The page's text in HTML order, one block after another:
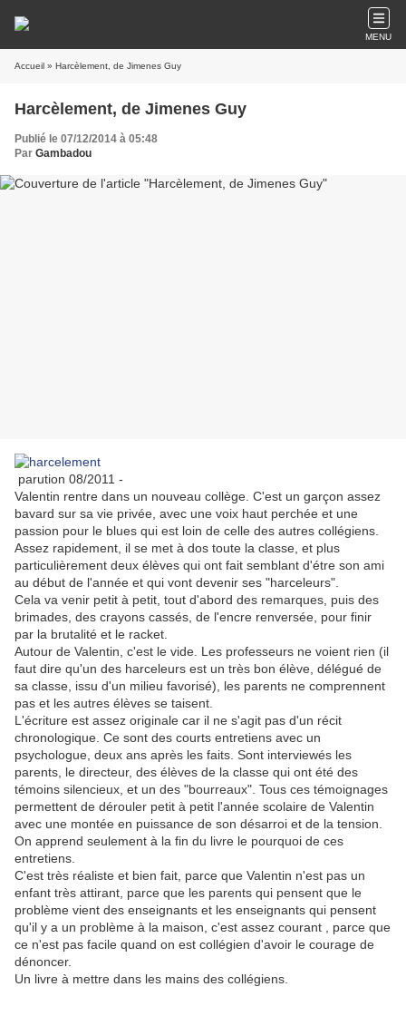
MENU
Accueil » Harcèlement, de Jimenes Guy
Harcèlement, de Jimenes Guy
Publié le 07/12/2014 à 05:48
Par Gambadou
parution 08/2011 -
Valentin rentre dans un nouveau collège. C'est un garçon assez
bavard sur sa vie privée, avec une voix haut perchée et une
passion pour le blues qui est loin de celle des autres collégiens.
Assez rapidement, il se met à dos toute la classe, et plus
particulièrement deux élèves qui ont fait semblant d'étre son ami
au début de l'année et qui vont devenir ses "harceleurs".
Cela va venir petit à petit, tout d'abord des remarques, puis des
brimades, des crayons cassés, de l'encre renversée, pour finir
par la brutalité et le racket.
Autour de Valentin, c'est le vide. Les professeurs ne voient rien (il
faut dire qu'un des harceleurs est un très bon élève, délégué de
sa classe, issu d'un milieu favorisé), les parents ne comprennent
pas et les autres élèves se taisent.
L'écriture est assez originale car il ne s'agit pas d'un récit
chronologique. Ce sont des courts entretiens avec un
psychologue, deux ans après les faits. Sont interviewés les
parents, le directeur, des élèves de la classe qui ont été des
témoins silencieux, et un des "bourreaux". Tous ces témoignages
permettent de dérouler petit à petit l'année scolaire de Valentin
avec une montée en puissance de son désarroi et de la tension.
On apprend seulement à la fin du livre le pourquoi de ces
entretiens.
C'est très réaliste et bien fait, parce que Valentin n'est pas un
enfant très attirant, parce que les parents qui pensent que le
problème vient des enseignants et les enseignants qui pensent
qu'il y a un problème à la maison, c'est assez courant , parce que
ce n'est pas facile quand on est collégien d'avoir le courage de
dénoncer.
Un livre à mettre dans les mains des collégiens.